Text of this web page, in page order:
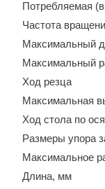
Потребляемая
Частота
Максимальный
Максимальный
Ход резца
Максимальная
Ход стола по
Размеры упора
Максимальное
Длина, мм